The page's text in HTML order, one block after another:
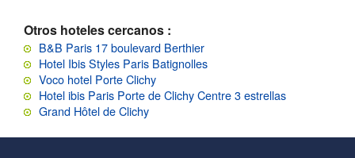
Otros hoteles cercanos :
B&B Paris 17 boulevard Berthier
Hotel Ibis Styles Paris Batignolles
Voco hotel Porte Clichy
Hotel ibis Paris Porte de Clichy Centre 3 estrellas
Grand Hôtel de Clichy